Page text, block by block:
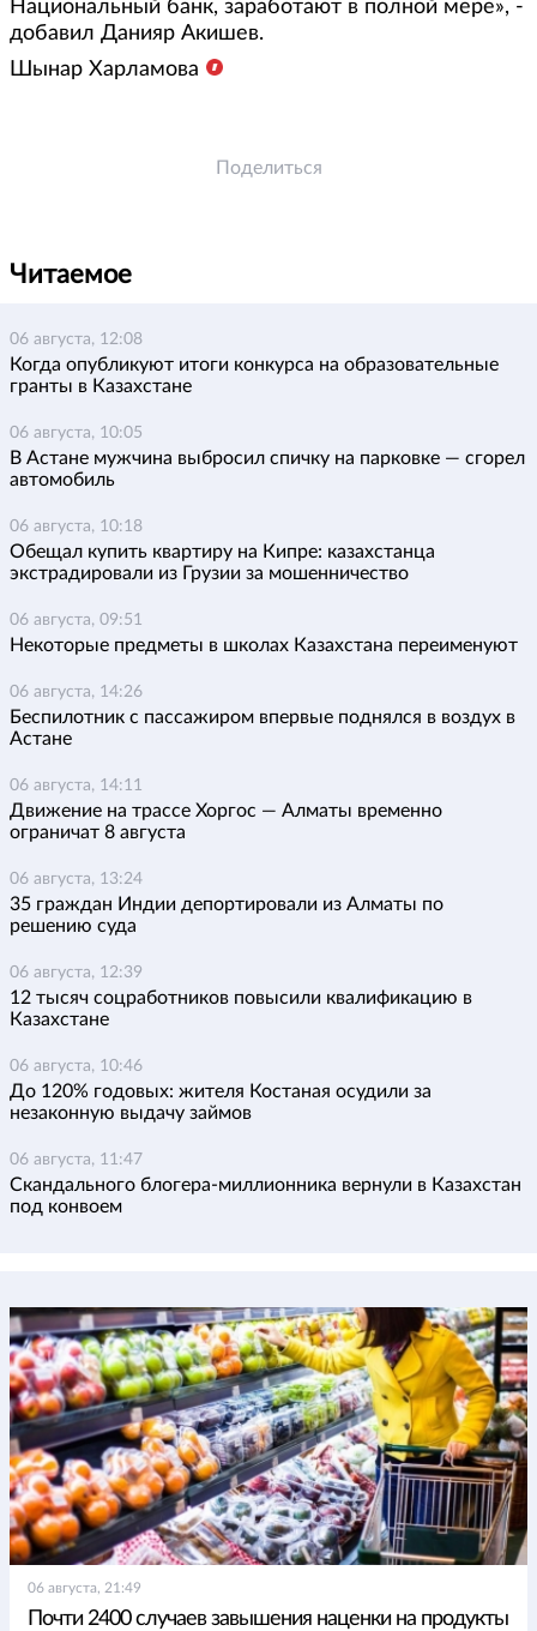
Национальный банк, заработают в полной мере», -
добавил Данияр Акишев.
Шынар Харламова
Поделиться
Читаемое
06 августа, 12:08
Когда опубликуют итоги конкурса на образовательные
гранты в Казахстане
06 августа, 10:05
В Астане мужчина выбросил спичку на парковке — сгорел
автомобиль
06 августа, 10:18
Обещал купить квартиру на Кипре: казахстанца
экстрадировали из Грузии за мошенничество
06 августа, 09:51
Некоторые предметы в школах Казахстана переименуют
06 августа, 14:26
Беспилотник с пассажиром впервые поднялся в воздух в
Астане
06 августа, 14:11
Движение на трассе Хоргос — Алматы временно
ограничат 8 августа
06 августа, 13:24
35 граждан Индии депортировали из Алматы по
решению суда
06 августа, 12:39
12 тысяч соцработников повысили квалификацию в
Казахстане
06 августа, 10:46
До 120% годовых: жителя Костаная осудили за
незаконную выдачу займов
06 августа, 11:47
Скандального блогера-миллионника вернули в Казахстан
под конвоем
06 августа, 21:49
Почти 2400 случаев завышения наценки на продукты